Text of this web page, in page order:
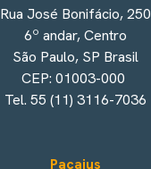
Rua José Bonifácio, 250
6º andar, Centro
São Paulo, SP Brasil
CEP: 01003-000
Tel. 55 (11) 3116-7036
Pacajus